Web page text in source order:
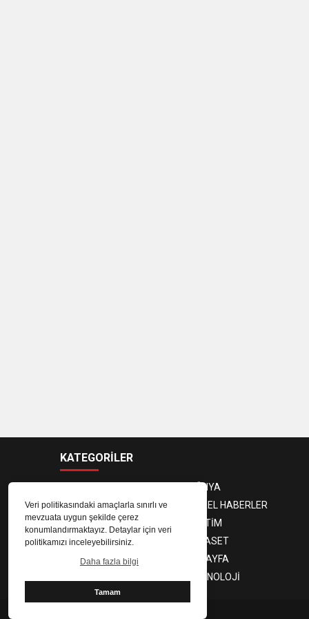
Veri politikasındaki amaçlarla sınırlı ve
mevzuata uygun şekilde çerez
konumlandırmaktayız. Detaylar için veri
politikamızı inceleyebilirsiniz.
Daha fazla bilgi
Tamam
KATEGORİLER
DÜNYA
GÜNDEM
YEREL HABERLER
EKONOMİ
EĞİTİM
MAGAZİN
SİYASET
SPOR
3. SAYFA
TEKNOLOJİ